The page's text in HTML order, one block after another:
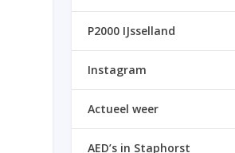
P2000 IJsselland
Instagram
Actueel weer
AED’s in Staphorst